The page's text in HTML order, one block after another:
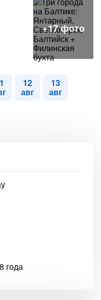
12
авг
13
авг
года